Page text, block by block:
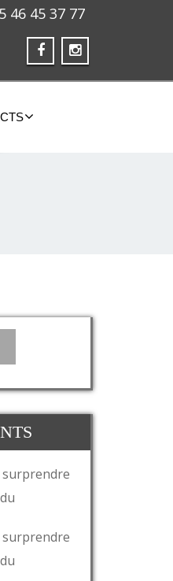
46 45 37 77
surprendre
surprendre